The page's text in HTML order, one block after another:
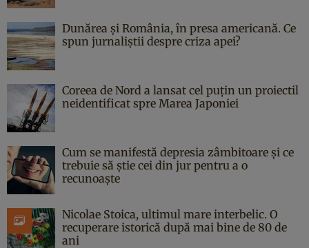
Dunărea și România, în presa americană. Ce
spun jurnaliștii despre criza apei?
Coreea de Nord a lansat cel puțin un proiectil
neidentificat spre Marea Japoniei
Cum se manifestă depresia zâmbitoare și ce
trebuie să știe cei din jur pentru a o
recunoaște
Nicolae Stoica, ultimul mare interbelic. O
recuperare istorică după mai bine de 80 de
ani